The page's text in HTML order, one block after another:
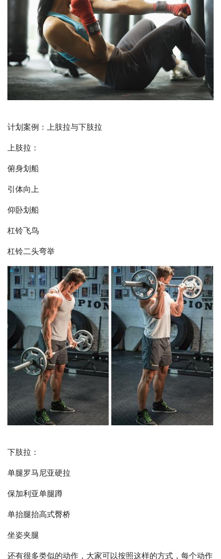
计划案例：上肢拉与下肢拉
上肢拉：
俯身划船
引体向上
仰卧划船
杠铃飞鸟
杠铃二头弯举
下肢拉：
单腿罗马尼亚硬拉
保加利亚单腿蹲
单抬腿抬高式臀桥
坐姿夹腿
还有很多类似的动作，大家可以按照这样的方式，每个动作